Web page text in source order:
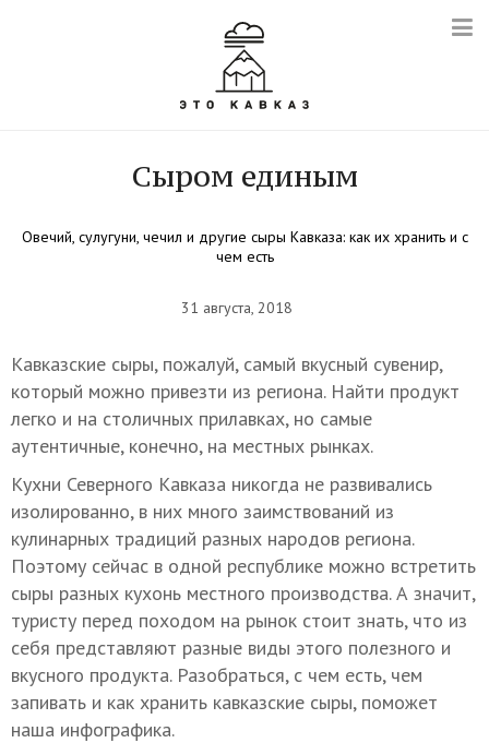
Сыром единым
Овечий, сулугуни, чечил и другие сыры Кавказа: как их хранить и с
чем есть
31 августа, 2018
Кавказские сыры, пожалуй, самый вкусный сувенир,
который можно привезти из региона. Найти продукт
легко и на столичных прилавках, но самые
аутентичные, конечно, на местных рынках.
Кухни Северного Кавказа никогда не развивались
изолированно, в них много заимствований из
кулинарных традиций разных народов региона.
Поэтому сейчас в одной республике можно встретить
сыры разных кухонь местного производства. А значит,
туристу перед походом на рынок стоит знать, что из
себя представляют разные виды этого полезного и
вкусного продукта. Разобраться, с чем есть, чем
запивать и как хранить кавказские сыры, поможет
наша инфографика.